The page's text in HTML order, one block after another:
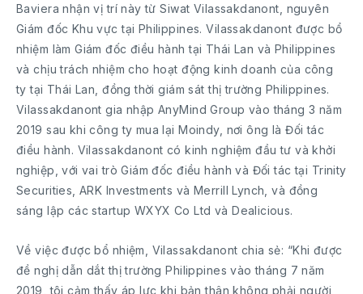
Baviera nhận vị trí này từ Siwat Vilassakdanont, nguyên
Giám đốc Khu vực tại Philippines. Vilassakdanont được bổ
nhiệm làm Giám đốc điều hành tại Thái Lan và Philippines
và chịu trách nhiệm cho hoạt động kinh doanh của công
ty tại Thái Lan, đồng thời giám sát thị trường Philippines.
Vilassakdanont gia nhập AnyMind Group vào tháng 3 năm
2019 sau khi công ty mua lại Moindy, nơi ông là Đối tác
điều hành. Vilassakdanont có kinh nghiệm đầu tư và khởi
nghiệp, với vai trò Giám đốc điều hành và Đối tác tại Trinity
Securities, ARK Investments và Merrill Lynch, và đồng
sáng lập các startup WXYX Co Ltd và Dealicious.
Về việc được bổ nhiệm, Vilassakdanont chia sẻ: “Khi được
đề nghị dẫn dắt thị trường Philippines vào tháng 7 năm
2019, tôi cảm thấy áp lực khi bản thân không phải người